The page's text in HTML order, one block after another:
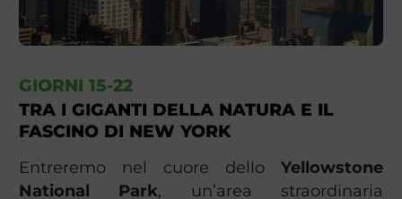
GIORNI 15-22
TRA I GIGANTI DELLA NATURA E IL
FASCINO DI NEW YORK
Entreremo nel cuore delloYellowstone
National Park, un’area straordinaria